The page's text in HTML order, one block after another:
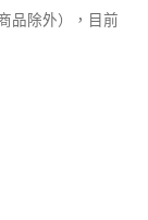
品除外），目前